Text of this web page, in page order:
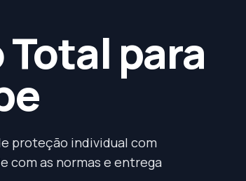
para
proteção individual com
com as normas e entrega